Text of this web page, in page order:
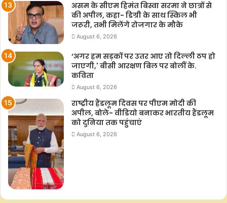
असम के सीएम हिमंत बिस्वा सरमा ने छात्रों से
की अपील, कहा- डिग्री के साथ स्किल भी
जरूरी, तभी मिलेंगे रोजगार के मौके
August 6, 2026
‘अगर हम सड़कों पर उतर आए तो दिल्ली ठप हो
जाएगी,' बीसी आरक्षण बिल पर बोलीं के.
कविता
August 6, 2026
राष्ट्रीय हैंडलूम दिवस पर पीएम मोदी की
अपील, बोले- वीडियो बनाकर भारतीय हैंडलूम
को दुनिया तक पहुंचाएं
August 6, 2026